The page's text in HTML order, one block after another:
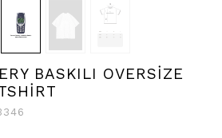
BASKILI OVERSİZE